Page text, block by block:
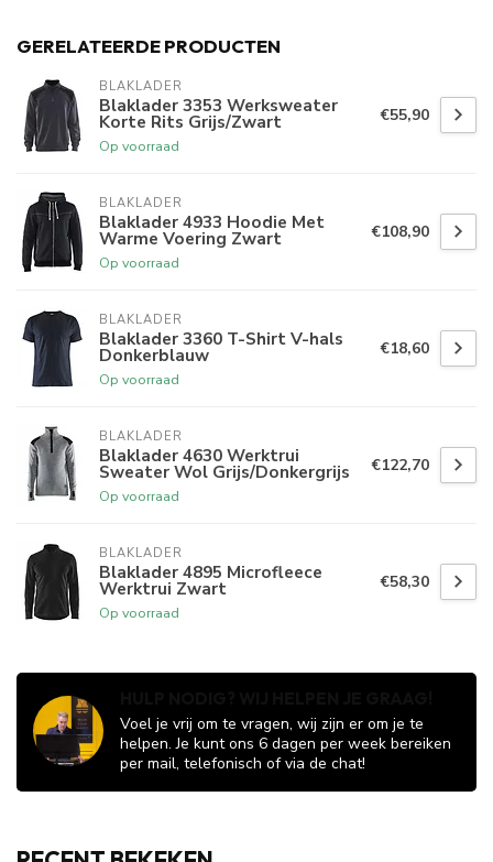
GERELATEERDE PRODUCTEN
BLAKLADER
Blaklader 3353 Werksweater
Korte Rits Grijs/Zwart
Op voorraad
€55,90
BLAKLADER
Blaklader 4933 Hoodie Met
Warme Voering Zwart
Op voorraad
€108,90
BLAKLADER
Blaklader 3360 T-Shirt V-hals
Donkerblauw
Op voorraad
€18,60
BLAKLADER
Blaklader 4630 Werktrui
Sweater Wol Grijs/Donkergrijs
Op voorraad
€122,70
BLAKLADER
Blaklader 4895 Microfleece
Werktrui Zwart
Op voorraad
€58,30
Voel je vrij om te vragen, wij zijn er om je te
helpen. Je kunt ons 6 dagen per week bereiken
per mail, telefonisch of via de chat!